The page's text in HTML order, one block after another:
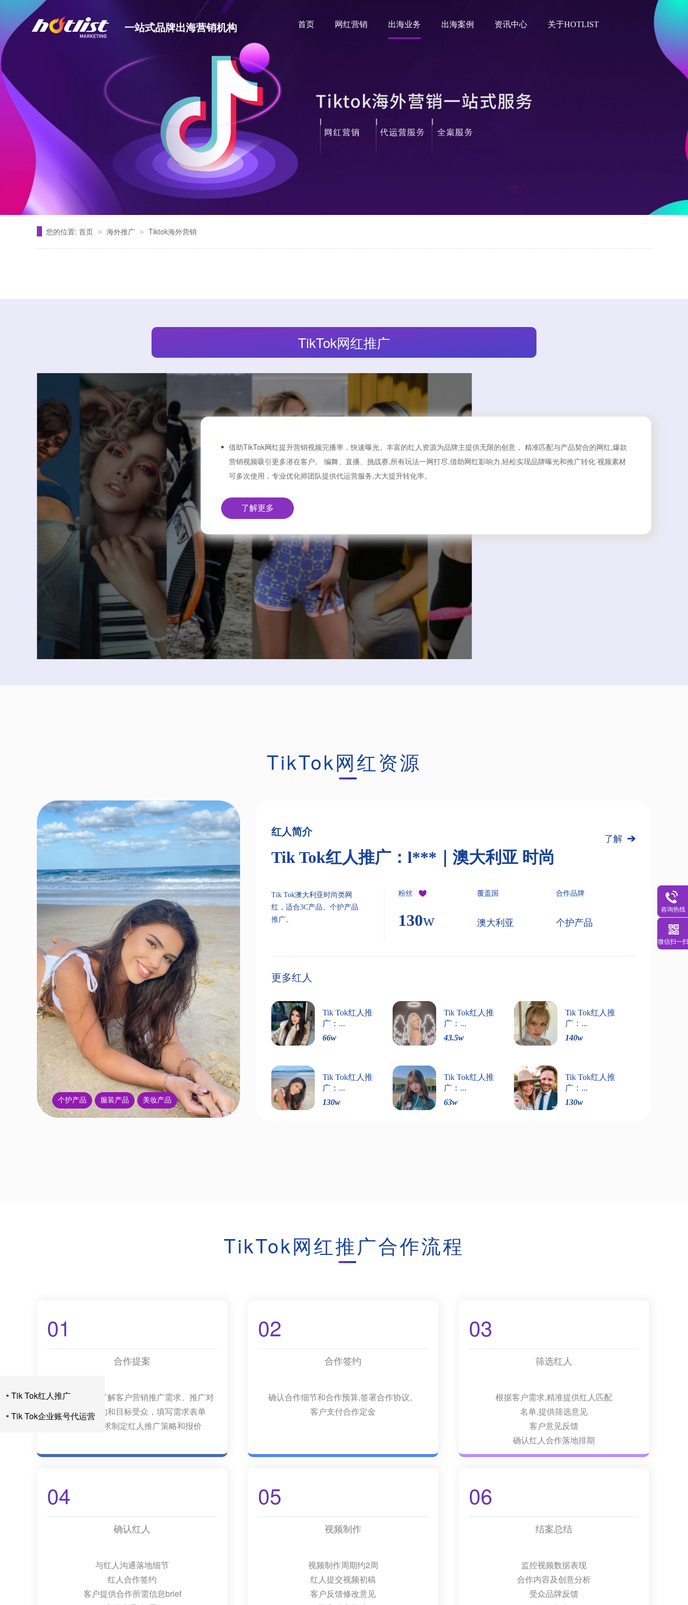
一站式品牌出海营销机构 首页 网红营销 出海业务 出海案例 资讯中心 关于HOTLIST
您的位置: 首页 > 海外推广 > Tiktok海外营销
Tik Tok红人推广
Tik Tok企业账号代运营
TikTok网红推广
借助TikTok网红提升营销视频完播率，快速曝光。丰富的红人资源为品牌主提供无限的创意， 精准匹配与产品契合的网红,爆款
营销视频吸引更多潜在客户。 编舞、直播、挑战赛,所有玩法一网打尽,借助网红影响力,轻松实现品牌曝光和推广转化 视频素材
可多次使用，专业优化师团队提供代运营服务,大大提升转化率。
了解更多
TikTok网红资源
个护产品 服装产品 美妆产品
红人简介
Tik Tok红人推广：l***｜澳大利亚 时尚
了解
Tik Tok澳大利亚时尚类网
红，适合3C产品、个护产品
推广。
粉丝
130w
覆盖国
澳大利亚
合作品牌
个护产品
更多红人
Tik Tok红人推
广：...
66w
Tik Tok红人推
广：...
43.5w
Tik Tok红人推
广：...
140w
Tik Tok红人推
广：...
130w
Tik Tok红人推
广：...
63w
Tik Tok红人推
广：...
130w
TikTok网红推广合作流程
01
合作提案
客户经理对接了解客户营销推广需求、推广对
象、营销目的和目标受众，填写需求表单
根据客户需求制定红人推广策略和报价
02
合作签约
确认合作细节和合作预算,签署合作协议。
客户支付合作定金
03
筛选红人
根据客户需求,精准提供红人匹配
名单,提供筛选意见
客户意见反馈
确认红人合作落地排期
04
确认红人
与红人沟通落地细节
红人合作签约
客户提供合作所需信息brief
05
视频制作
视频制作周期约2周
红人提交视频初稿
客户反馈修改意见
06
结案总结
监控视频数据表现
合作内容及创意分析
受众品牌反馈
咨询热线
微信扫一扫